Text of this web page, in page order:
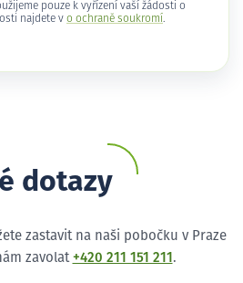
pouze k vyřízení vaší žádosti o
najdete v o ochraně soukromí .
dotazy
zastavit na naši pobočku v Praze
zavolat +420 211 151 211 .